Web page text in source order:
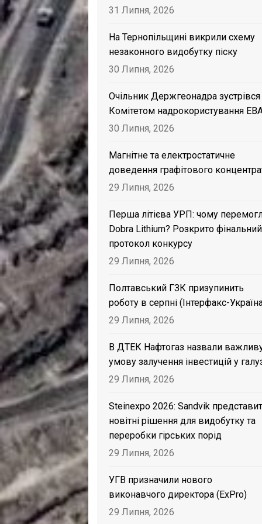
31 Липня, 2026
На Тернопільщині викрили схему
незаконного видобутку піску
30 Липня, 2026
Очільник Держгеонадра зустрівся
Комітетом надрокористування
30 Липня, 2026
Магнітне та електростатичне
доведення графітового
29 Липня, 2026
Перша літієва УРП: чому
Dobra Lithium? Розкрито фінальний
протокол конкурсу
29 Липня, 2026
Полтавський ГЗК призупинить
роботу в серпні (Інтерфакс-
29 Липня, 2026
В ДТЕК Нафтогаз назвали
умову залучення інвестицій у
29 Липня, 2026
Steinexpo 2026: Sandvik
новітні рішення для видобутку та
переробки гірських порід
29 Липня, 2026
УГВ призначили нового
виконавчого директора (ExPro)
29 Липня, 2026